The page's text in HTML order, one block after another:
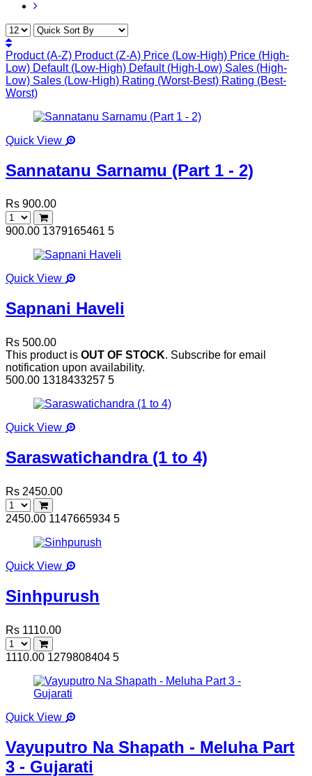
Product (A-Z) Product (Z-A) Price (Low-High) Price (High-
Low) Default (Low-High) Default (High-Low) Sales (High-
Low) Sales (Low-High) Rating (Worst-Best) Rating (Best-
Worst)
Quick View
Sannatanu Sarnamu (Part 1 - 2)
Rs 900.00
900.00 1379165461 5
Quick View
Sapnani Haveli
Rs 500.00
This product is OUT OF STOCK. Subscribe for email
notification upon availability.
500.00 1318433257 5
Quick View
Saraswatichandra (1 to 4)
Rs 2450.00
2450.00 1147665934 5
Quick View
Sinhpurush
Rs 1110.00
1110.00 1279808404 5
Quick View
Vayuputro Na Shapath - Meluha Part
3 - Gujarati